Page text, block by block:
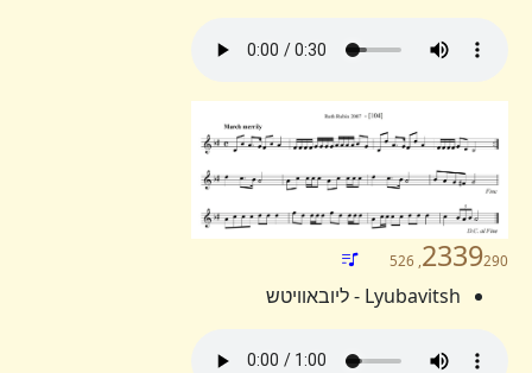
2339290, 526
Lyubavitsh - ליובאוויטש